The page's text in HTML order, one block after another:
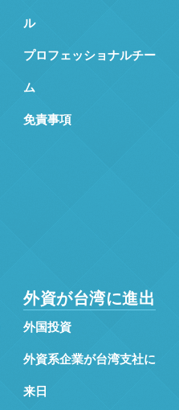
ル
プロフェッショナルチー
ム
免責事項
外資が台湾に進出
外国投資
外資系企業が台湾支社に
来日